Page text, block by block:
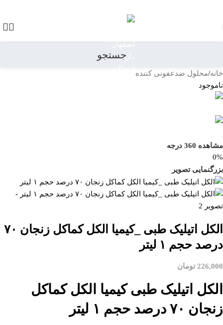
جستجو
خانه/محلول ضدعفونی کننده
ناموجود
مشاهده 360 درجه
0%
بزرگنمایی تصویر
الکل اتیلیک طبی _کیمیا الکل کماکل زنجان ۷۰
درصد حجم ۱ لیتر
226,000 تومان
الکل اتیلیک طبی کیمیا الکل کماکل
زنجان ۷۰ درصد حجم ۱ لیتر